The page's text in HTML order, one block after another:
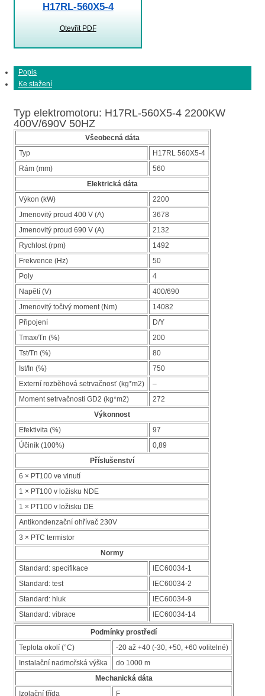
H17RL-560X5-4
Otevřít PDF
Popis
Ke stažení
Typ elektromotoru: H17RL-560X5-4 2200KW
400V/690V 50HZ
Všeobecná dáta
Typ
H17RL 560X5-4
Rám (mm)
560
Elektrická dáta
Výkon (kW)
2200
Jmenovitý proud 400 V (A)
3678
Jmenovitý proud 690 V (A)
2132
Rychlost (rpm)
1492
Frekvence (Hz)
50
Poly
4
Napětí (V)
400/690
Jmenovitý točivý moment (Nm)
14082
Připojení
D/Y
Tmax/Tn (%)
200
Tst/Tn (%)
80
Ist/In (%)
750
Externí rozběhová setrvačnosť (kg*m2)
–
Moment setrvačnosti GD2 (kg*m2)
272
Výkonnost
Efektivita (%)
97
Účiník (100%)
0,89
Příslušenství
6 × PT100 ve vinutí
1 × PT100 v ložisku NDE
1 × PT100 v ložisku DE
Antikondenzační ohřívač 230V
3 × PTC termistor
Normy
Standard: specifikace
IEC60034-1
Standard: test
IEC60034-2
Standard: hluk
IEC60034-9
Standard: vibrace
IEC60034-14
Podmínky prostředí
Teplota okolí (°C)
-20 až +40 (-30, +50, +60 volitelné)
Instalační nadmořská výška
do 1000 m
Mechanická dáta
Izolační třída
F